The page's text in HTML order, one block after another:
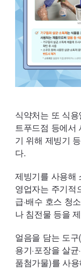
식약처는 또 식
트푸드점 등에서
기 위해 제빙기
다.
제빙기를 사용해
영업자는 주기적
급·배수 호스 청
나 침전물 등을
얼음을 담는 도
용기·포장을 살
품첨가물)를 사